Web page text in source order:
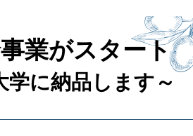
業がスタート
学に納品します～